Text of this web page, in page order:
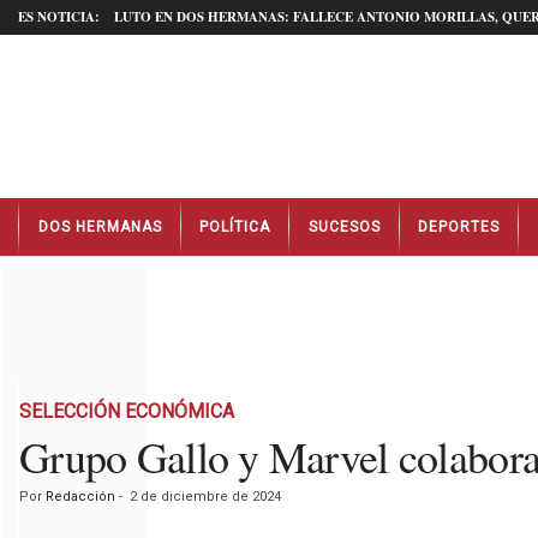
ES NOTICIA: LUTO EN DOS HERMANAS: FALLECE ANTONIO MORILLAS,
t
DOS HERMANAS POLÍTICA SUCESOS DEPORTES
SELECCIÓN ECONÓMICA
Grupo Gallo y Marvel
Por Redacción - 2 de diciembre de 2024